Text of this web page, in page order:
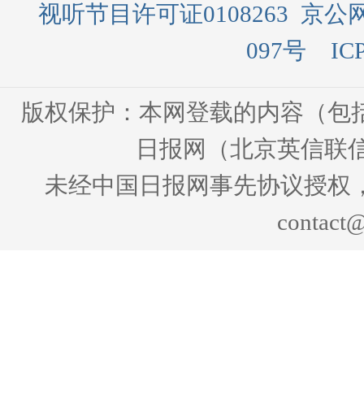
视听节目许可证0108263 京公
097号
版权保护：本网登载的内容（
日报网（北京英信联
未经中国日报网事先协议授权